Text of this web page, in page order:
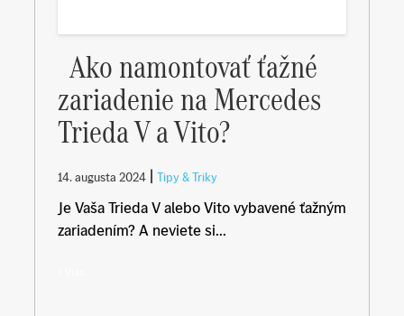
Ako namontovať ťažné
zariadenie na Mercedes
Trieda V a Vito?
14. augusta 2024 | Tipy & Triky
Je Vaša Trieda V alebo Vito vybavené ťažným
zariadením? A neviete si...